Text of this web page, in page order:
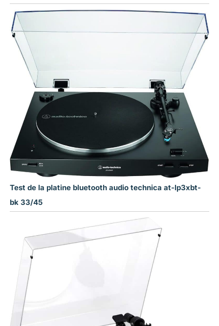
Test de la platine bluetooth audio technica at-lp3xbt-
bk 33/45